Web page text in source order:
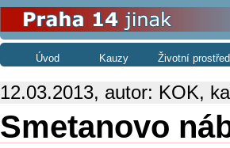
Úvod Kauzy Životní
12.03.2013, autor: KOK,
Smetanovo